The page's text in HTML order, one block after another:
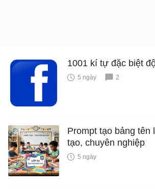
1001 kí tự đặc biệt
5 ngày 2
Prompt tạo bảng tên
tạo, chuyên nghiệp
5 ngày